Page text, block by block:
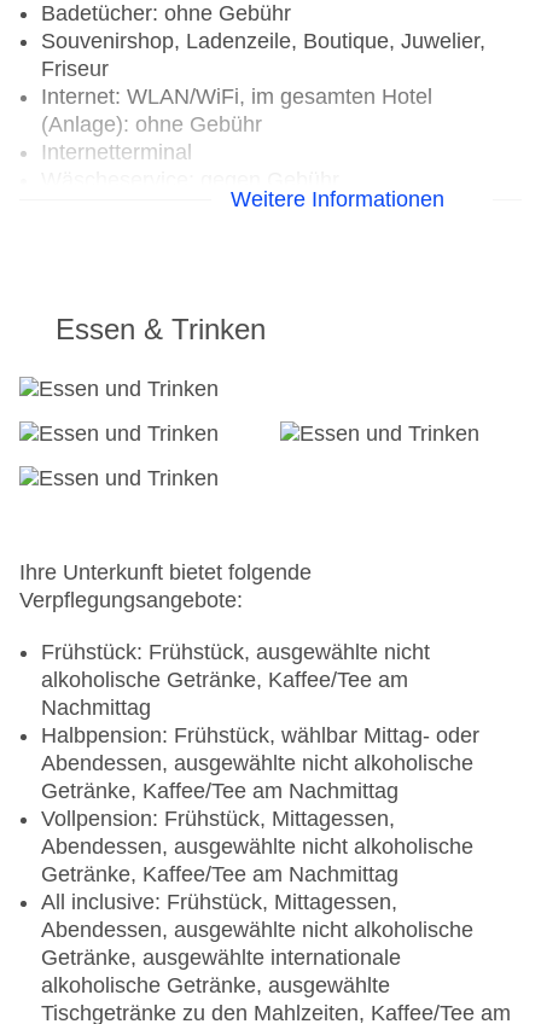
Badetücher: ohne Gebühr
Souvenirshop, Ladenzeile, Boutique, Juwelier,
Friseur
Internet: WLAN/WiFi, im gesamten Hotel
(Anlage): ohne Gebühr
Internetterminal
Concierge Service, Gepäckservice
Parkmöglichkeiten: Parkplatz (nach
Verfügbarkeit), bewacht: ohne Gebühr,
Stellplätze, nicht überdacht, Valet Parking
Businesscenter
Tagungseinrichtungen: Konferenzräume: 9,
Tagungsequipment: gegen Gebühr, Coffee
Nebengebäude: 1, Etagen Nebengebäude: 1
Landeskategorie: 5 Sterne
Weitere Informationen
Essen & Trinken
Ihre Unterkunft bietet folgende
Verpflegungsangebote:
Frühstück: Frühstück, ausgewählte nicht
alkoholische Getränke, Kaffee/Tee am
Nachmittag
Halbpension: Frühstück, wählbar Mittag- oder
Abendessen, ausgewählte nicht alkoholische
Getränke, Kaffee/Tee am Nachmittag
Vollpension: Frühstück, Mittagessen,
Abendessen, ausgewählte nicht alkoholische
Getränke, Kaffee/Tee am Nachmittag
All inclusive: Frühstück, Mittagessen,
Abendessen, ausgewählte nicht alkoholische
Getränke, ausgewählte internationale
alkoholische Getränke, ausgewählte
Tischgetränke zu den Mahlzeiten, Kaffee/Tee am